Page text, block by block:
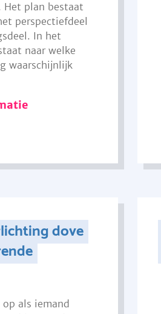
Het plan bestaat
perspectiefdeel
In het
naar welke
waarschijnlijk
dove
als iemand